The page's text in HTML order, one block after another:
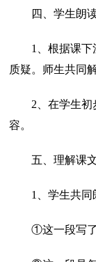
四、学生朗读
1、根据课下注
质疑。师生共同解
2、在学生初步
容。
五、理解课文
1、学生共同
①这一段写了